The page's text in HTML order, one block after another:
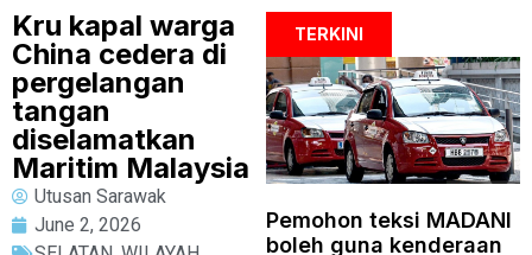
Kru kapal warga
China cedera di
pergelangan
tangan
diselamatkan
Maritim Malaysia
Utusan Sarawak
June 2, 2026
TERKINI
Pemohon teksi MADANI
boleh guna kenderaan